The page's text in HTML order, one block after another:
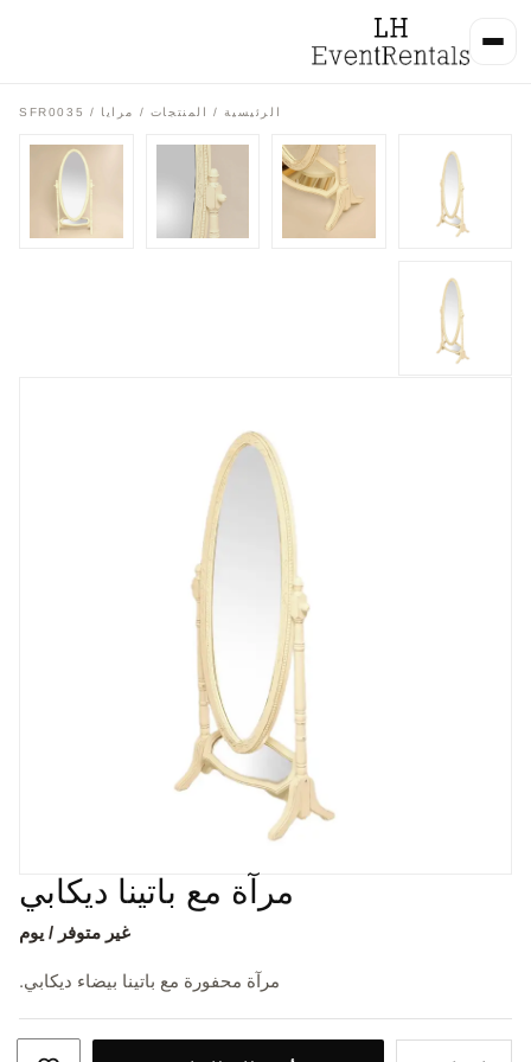
الرئيسية/ المنتجات / مرايا / SFR0035
مرآة مع باتينا ديكابي
غير متوفر / يوم
مرآة محفورة مع باتينا بيضاء ديكابي.